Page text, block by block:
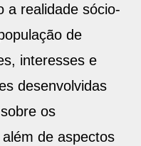
a realidade sócio-
de
interesses e
desenvolvidas
os
de aspectos